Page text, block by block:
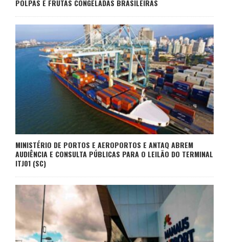
POLPAS E FRUTAS CONGELADAS BRASILEIRAS
MINISTÉRIO DE PORTOS E AEROPORTOS E ANTAQ ABREM
AUDIÊNCIA E CONSULTA PÚBLICAS PARA O LEILÃO DO TERMINAL
ITJ01 (SC)